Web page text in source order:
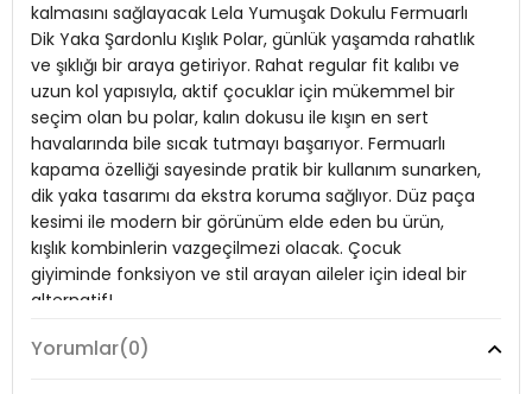
Mevsim: Kışlık
Materyal: 29 x 13 x 12 cm
Yaka Tipi:Dik Yaka
Kapama Şekli: Fermuarlı
Kol Tipi:Uzun Kol
Paça Tipi:Düz Paça
Uzunluk: Regular
kalmasını sağlayacak Lela Yumuşak Dokulu Fermuarlı
Dik Yaka Şardonlu Kışlık Polar, günlük yaşamda rahatlık
ve şıklığı bir araya getiriyor. Rahat regular fit kalıbı ve
uzun kol yapısıyla, aktif çocuklar için mükemmel bir
seçim olan bu polar, kalın dokusu ile kışın en sert
havalarında bile sıcak tutmayı başarıyor. Fermuarlı
kapama özelliği sayesinde pratik bir kullanım sunarken,
dik yaka tasarımı da ekstra koruma sağlıyor. Düz paça
kesimi ile modern bir görünüm elde eden bu ürün,
kışlık kombinlerin vazgeçilmezi olacak. Çocuk
giyiminde fonksiyon ve stil arayan aileler için ideal bir
alternatif!
Yorumlar(0)